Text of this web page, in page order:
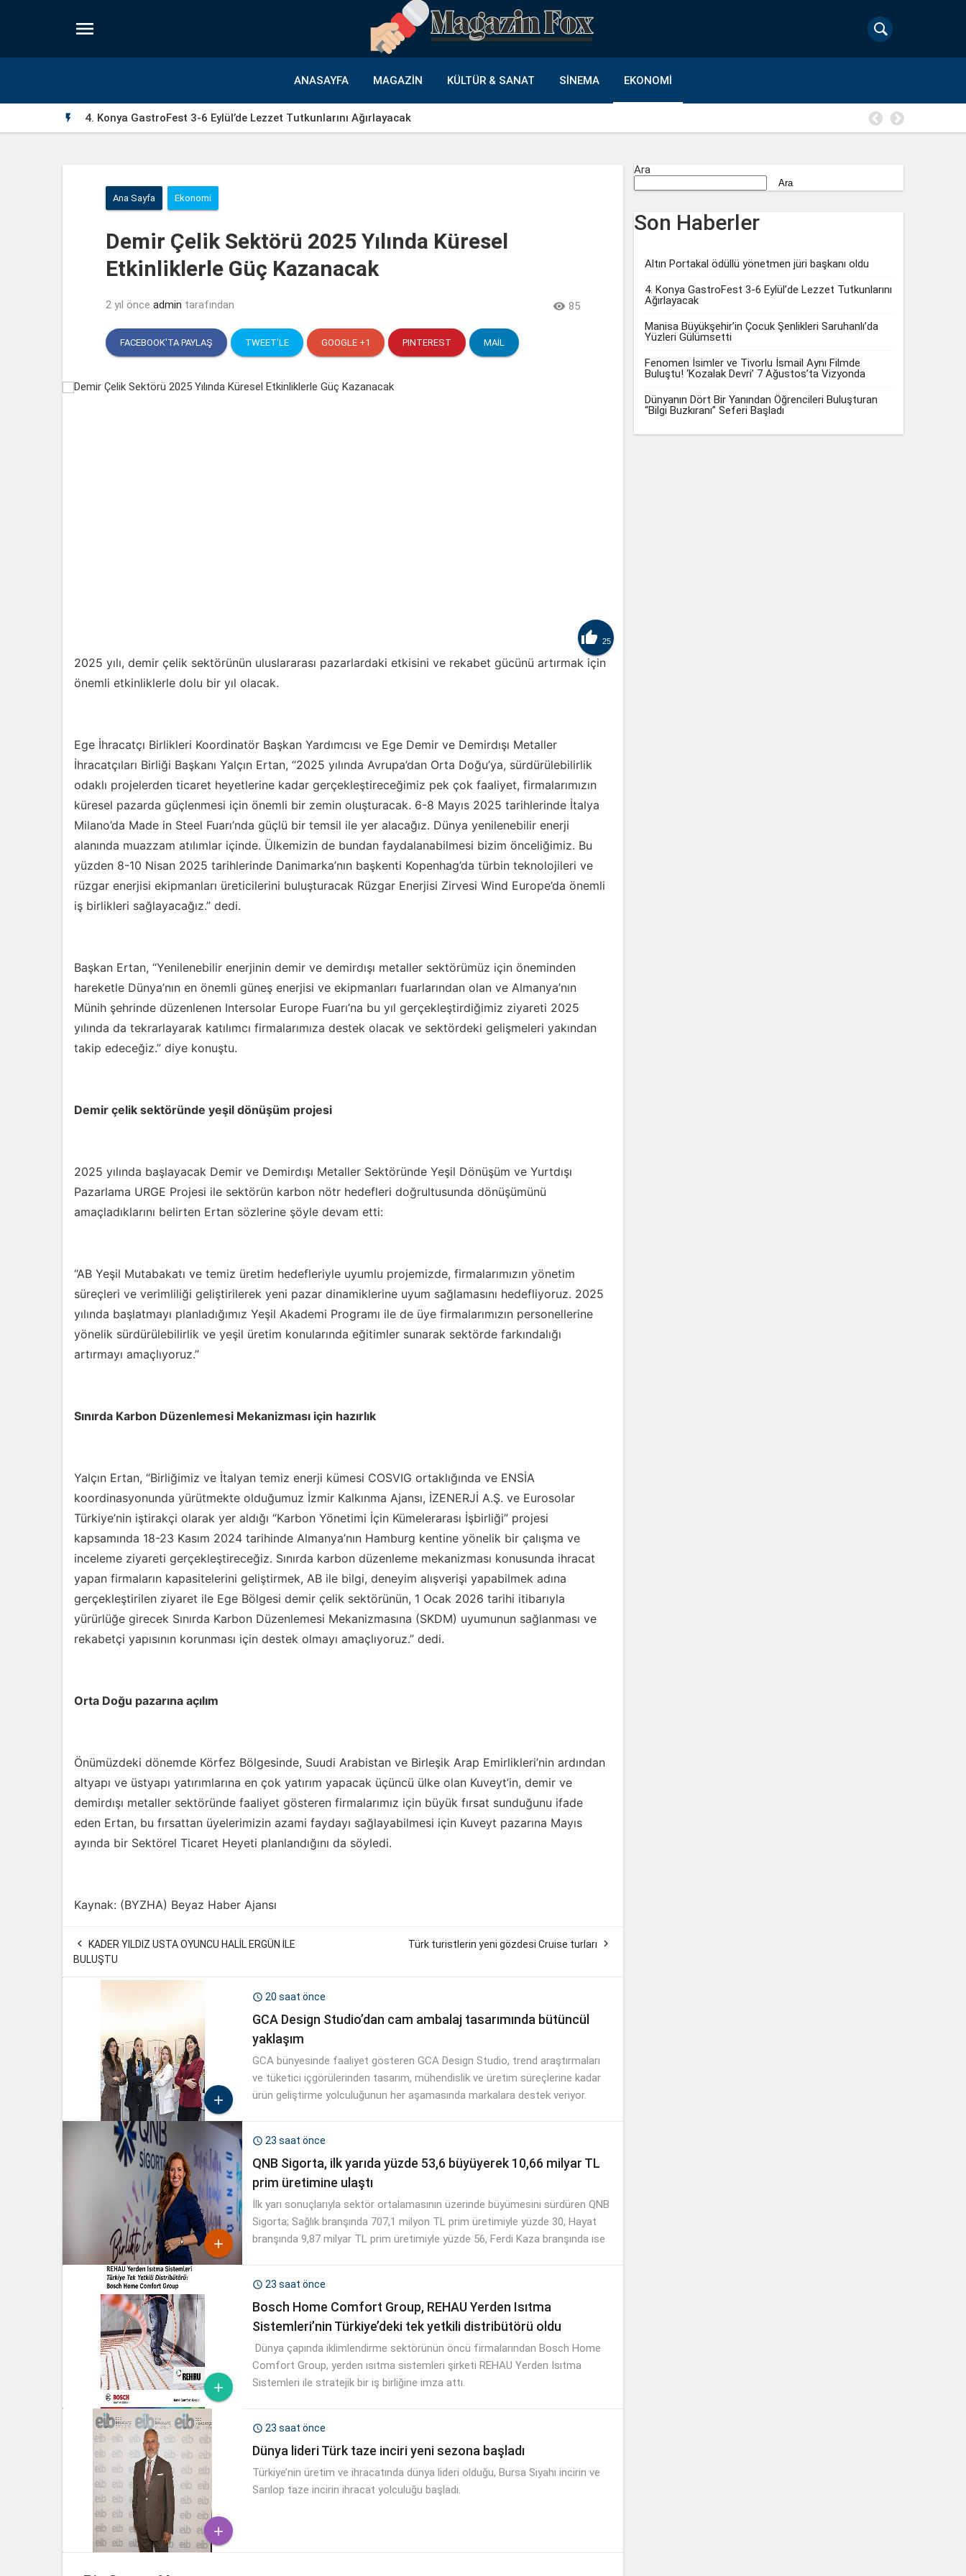

ANASAYFA MAGAZIN KÜLTÜR & SANAT SINEMA EKONOMI
 Manisa Büyükşehir’in Çocuk Şenlikleri Saruhanlı’da Yüzleri Gülümsetti
Ana Sayfa Ekonomi
Demir Çelik Sektörü 2025 Yılında Küresel
Etkinliklerle Güç Kazanacak
2 yıl önce admin tarafından  85
FACEBOOK'TA PAYLAŞ TWEET'LE GOOGLE +1 PINTEREST MAIL
 25
2025 yılı, demir çelik sektörünün uluslararası pazarlardaki etkisini ve rekabet gücünü artırmak için
önemli etkinliklerle dolu bir yıl olacak.
Ege İhracatçı Birlikleri Koordinatör Başkan Yardımcısı ve Ege Demir ve Demirdışı Metaller
İhracatçıları Birliği Başkanı Yalçın Ertan, “2025 yılında Avrupa’dan Orta Doğu’ya, sürdürülebilirlik
odaklı projelerden ticaret heyetlerine kadar gerçekleştireceğimiz pek çok faaliyet, firmalarımızın
küresel pazarda güçlenmesi için önemli bir zemin oluşturacak. 6-8 Mayıs 2025 tarihlerinde İtalya
Milano’da Made in Steel Fuarı’nda güçlü bir temsil ile yer alacağız. Dünya yenilenebilir enerji
alanında muazzam atılımlar içinde. Ülkemizin de bundan faydalanabilmesi bizim önceliğimiz. Bu
yüzden 8-10 Nisan 2025 tarihlerinde Danimarka’nın başkenti Kopenhag’da türbin teknolojileri ve
rüzgar enerjisi ekipmanları üreticilerini buluşturacak Rüzgar Enerjisi Zirvesi Wind Europe’da önemli
iş birlikleri sağlayacağız.” dedi.
Başkan Ertan, “Yenilenebilir enerjinin demir ve demirdışı metaller sektörümüz için öneminden
hareketle Dünya’nın en önemli güneş enerjisi ve ekipmanları fuarlarından olan ve Almanya’nın
Münih şehrinde düzenlenen Intersolar Europe Fuarı’na bu yıl gerçekleştirdiğimiz ziyareti 2025
yılında da tekrarlayarak katılımcı firmalarımıza destek olacak ve sektördeki gelişmeleri yakından
takip edeceğiz.” diye konuştu.
Demir çelik sektöründe yeşil dönüşüm projesi
2025 yılında başlayacak Demir ve Demirdışı Metaller Sektöründe Yeşil Dönüşüm ve Yurtdışı
Pazarlama URGE Projesi ile sektörün karbon nötr hedefleri doğrultusunda dönüşümünü
amaçladıklarını belirten Ertan sözlerine şöyle devam etti:
“AB Yeşil Mutabakatı ve temiz üretim hedefleriyle uyumlu projemizde, firmalarımızın yönetim
süreçleri ve verimliliği geliştirilerek yeni pazar dinamiklerine uyum sağlamasını hedefliyoruz. 2025
yılında başlatmayı planladığımız Yeşil Akademi Programı ile de üye firmalarımızın personellerine
yönelik sürdürülebilirlik ve yeşil üretim konularında eğitimler sunarak sektörde farkındalığı
artırmayı amaçlıyoruz.”
Sınırda Karbon Düzenlemesi Mekanizması için hazırlık
Yalçın Ertan, “Birliğimiz ve İtalyan temiz enerji kümesi COSVIG ortaklığında ve ENSİA
koordinasyonunda yürütmekte olduğumuz İzmir Kalkınma Ajansı, İZENERJİ A.Ş. ve Eurosolar
Türkiye’nin iştirakçi olarak yer aldığı “Karbon Yönetimi İçin Kümelerarası İşbirliği” projesi
kapsamında 18-23 Kasım 2024 tarihinde Almanya’nın Hamburg kentine yönelik bir çalışma ve
inceleme ziyareti gerçekleştireceğiz. Sınırda karbon düzenleme mekanizması konusunda ihracat
yapan firmaların kapasitelerini geliştirmek, AB ile bilgi, deneyim alışverişi yapabilmek adına
gerçekleştirilen ziyaret ile Ege Bölgesi demir çelik sektörünün, 1 Ocak 2026 tarihi itibarıyla
yürürlüğe girecek Sınırda Karbon Düzenlemesi Mekanizmasına (SKDM) uyumunun sağlanması ve
rekabetçi yapısının korunması için destek olmayı amaçlıyoruz.” dedi.
Orta Doğu pazarına açılım
Önümüzdeki dönemde Körfez Bölgesinde, Suudi Arabistan ve Birleşik Arap Emirlikleri’nin ardından
altyapı ve üstyapı yatırımlarına en çok yatırım yapacak üçüncü ülke olan Kuveyt’in, demir ve
demirdışı metaller sektöründe faaliyet gösteren firmalarımız için büyük fırsat sunduğunu ifade
eden Ertan, bu fırsattan üyelerimizin azami faydayı sağlayabilmesi için Kuveyt pazarına Mayıs
ayında bir Sektörel Ticaret Heyeti planlandığını da söyledi.
Kaynak: (BYZHA) Beyaz Haber Ajansı

KADER YILDIZ USTA OYUNCU HALİL ERGÜN İLE
BULUŞTU
Türk turistlerin yeni gözdesi Cruise turları 

 20 saat önce
GCA Design Studio’dan cam ambalaj tasarımında bütüncül
yaklaşım
GCA bünyesinde faaliyet gösteren GCA Design Studio, trend araştırmaları
ve tüketici içgörülerinden tasarım, mühendislik ve üretim süreçlerine kadar
ürün geliştirme yolculuğunun her aşamasında markalara destek veriyor.

 23 saat önce
QNB Sigorta, ilk yarıda yüzde 53,6 büyüyerek 10,66 milyar TL
prim üretimine ulaştı
İlk yarı sonuçlarıyla sektör ortalamasının üzerinde büyümesini sürdüren QNB
Sigorta; Sağlık branşında 707,1 milyon TL prim üretimiyle yüzde 30, Hayat
branşında 9,87 milyar TL prim üretimiyle yüzde 56, Ferdi Kaza branşında ise

 23 saat önce
Bosch Home Comfort Group, REHAU Yerden Isıtma
Sistemleri’nin Türkiye’deki tek yetkili distribütörü oldu
Dünya çapında iklimlendirme sektörünün öncü firmalarından Bosch Home
Comfort Group, yerden ısıtma sistemleri şirketi REHAU Yerden Isıtma
Sistemleri ile stratejik bir iş birliğine imza attı.

 23 saat önce
Dünya lideri Türk taze inciri yeni sezona başladı
Türkiye’nin üretim ve ihracatında dünya lideri olduğu, Bursa Siyahı incirin ve
Sarılop taze incirin ihracat yolculuğu başladı.
Ara
Ara
Son Haberler
Altın Portakal ödüllü yönetmen jüri başkanı oldu
4. Konya GastroFest 3-6 Eylül’de Lezzet Tutkunlarını
Ağırlayacak
Manisa Büyükşehir’in Çocuk Şenlikleri Saruhanlı’da
Yüzleri Gülümsetti
Fenomen İsimler ve Tivorlu İsmail Aynı Filmde
Buluştu! ‘Kozalak Devri’ 7 Ağustos’ta Vizyonda
Dünyanın Dört Bir Yanından Öğrencileri Buluşturan
“Bilgi Buzkıranı” Seferi Başladı